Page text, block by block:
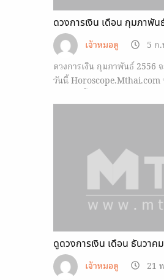
ดวงการเงิน เดือน กุมภาพั
เจ้าหมอดู
5 ก
ดวงการเงิน กุมภาพันธ์ 2556 จ
วันนี้ Horoscope.Mthai.com
ดูดวงการเงิน เดือน ธันวา
เจ้าหมอดู
21